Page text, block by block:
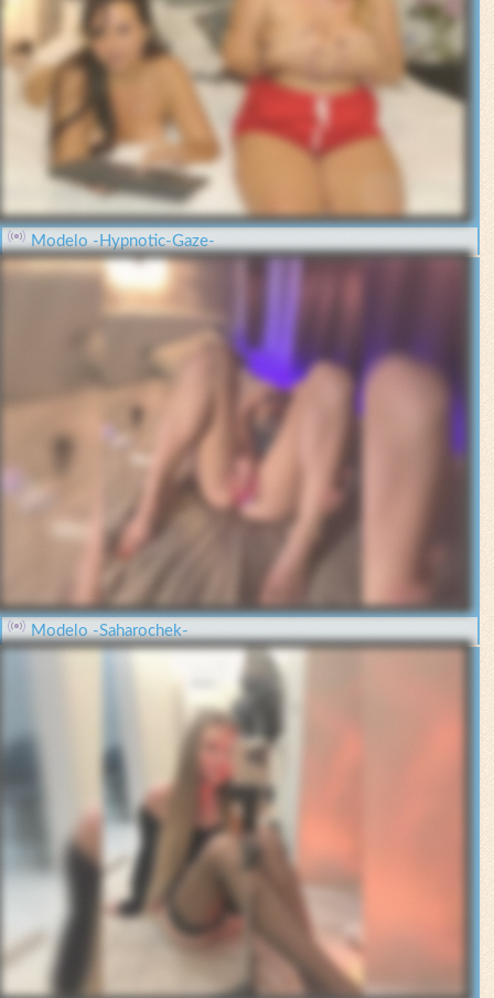
Modelo -Hypnotic-Gaze-
Modelo -Saharochek-